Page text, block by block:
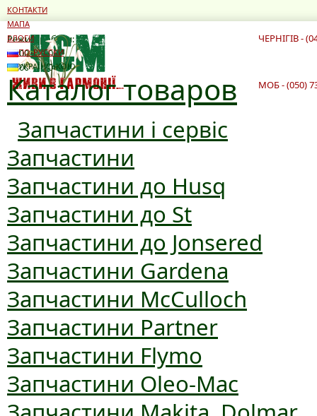
Режим роботи:
10:00 - 19:00
10:00 - 16:00
ЧЕРНІГІВ -
Каталог товаров
Запчастини і сервіс
Запчастини
Запчастини до Husq
Запчастини до St
Запчастини до Jonsered
Запчастини Gardena
Запчастини McCulloch
Запчастини Partner
Запчастини Flymo
Запчастини Oleo-Mac
МОБ - (050)
КОНТАКТИ
МАПА
БЛОГИ
ПО-РУССКИ
УКРАЇНСЬКОЮ